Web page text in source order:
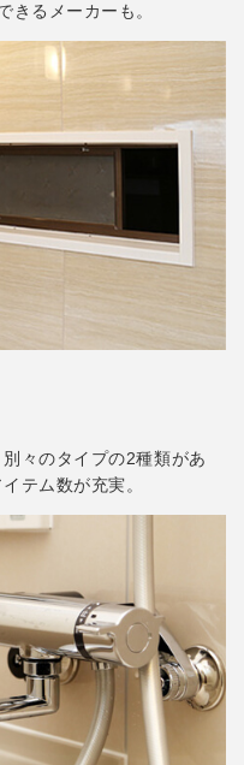
きるメーカーも。
々のタイプの2種類があ
テム数が充実。